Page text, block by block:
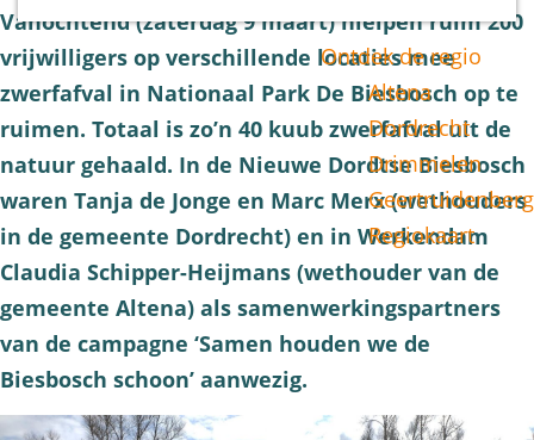
p
a
g
e
Ontdek de regio
Altena
Dordrecht
Drimmelen
Geertruidenberg
Regiokaart
Vanochtend (zaterdag 9 maart) hielpen ruim 200
vrijwilligers op verschillende locaties mee
zwerfafval in Nationaal Park De Biesbosch op te
ruimen. Totaal is zo’n 40 kuub zwerfafval uit de
natuur gehaald. In de Nieuwe Dordtse Biesbosch
waren Tanja de Jonge en Marc Merx (wethouders
in de gemeente Dordrecht) en in Werkendam
Claudia Schipper-Heijmans (wethouder van de
gemeente Altena) als samenwerkingspartners
van de campagne ‘Samen houden we de
Biesbosch schoon’ aanwezig.